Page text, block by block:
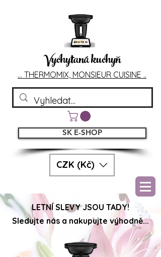
Vychytaná kuchyň
... THERMOMIX, MONSIEUR CUISINE ..
CZK (Kč)
SK E-SHOP
LETNÍ SLEVY JSOU TADY!
Sledujte nás a nakupujte výhodně...